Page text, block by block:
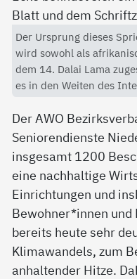
Der Ursprung dieses
wird sowohl als
dem 14. Dalai Lama
es in den Weiten des
Der AWO
Seniorendienste
insgesamt 1200
eine nachhaltige
Einrichtungen und
Bewohner*innen
bereits heute sehr
Klimawandels, zum
anhaltender Hitze.